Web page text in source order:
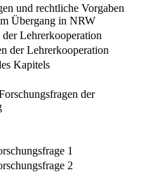
und rechtliche Vorgaben
Übergang in NRW
Lehrerkooperation
der Lehrerkooperation
Kapitels
der
1
2